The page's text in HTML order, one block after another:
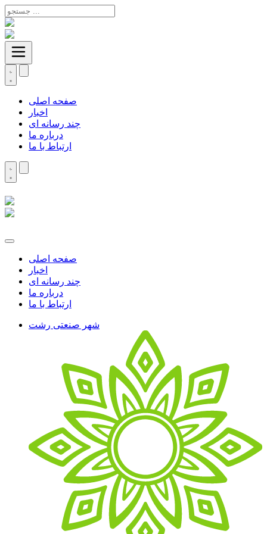
صفحه اصلی
اخبار
چند رسانه ای
درباره ما
ارتباط با ما
صفحه اصلی
اخبار
چند رسانه ای
درباره ما
ارتباط با ما
شهر صنعتی رشت